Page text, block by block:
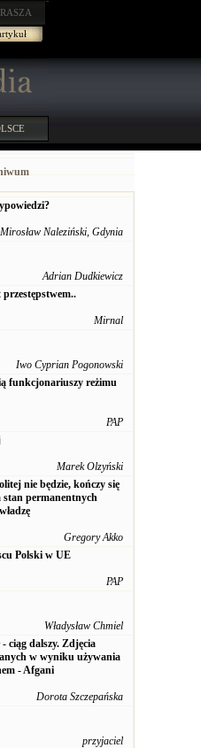
Mirosław Naleziński, Gdynia
Adrian Dudkiewicz
przestępstwem..
Mirnal
Iwo Cyprian Pogonowski
funkcjonariuszy reżimu
PAP
Marek Olzyński
nie będzie, kończy się
stan permanentnych
Gregory Akko
Polski w UE
PAP
Władysław Chmiel
ciąg dalszy. Zdjęcia
w wyniku używania
- Afgani
Dorota Szczepańska
przyjaciel